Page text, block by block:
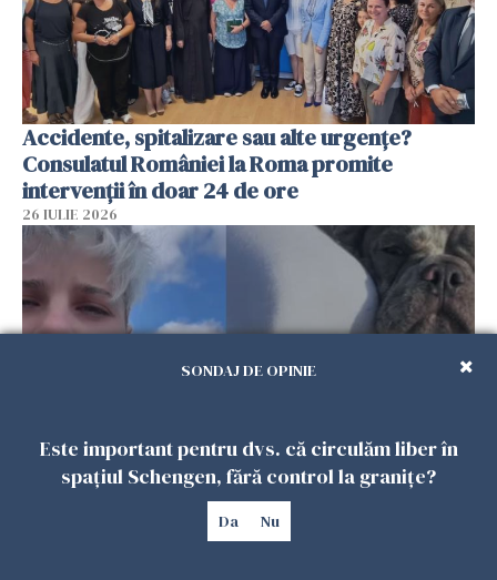
Accidente, spitalizare sau alte urgențe?
Consulatul României la Roma promite
intervenții în doar 24 de ore
26 IULIE 2026
Ce a pățit o româncă în timp ce își plimba
câinele în Germania. Mesajul ei a stârnit
SONDAJ DE OPINIE
Este important pentru dvs. că circulăm liber în
spațiul Schengen, fără control la granițe?
Da Nu